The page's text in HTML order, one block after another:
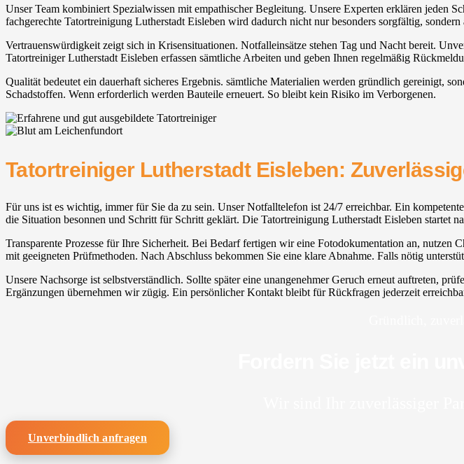
Unser Team kombiniert Spezialwissen mit empathischer Begleitung. Unsere Experten erklären jeden
fachgerechte Tatortreinigung Lutherstadt Eisleben wird dadurch nicht nur besonders sorgfältig,
Vertrauenswürdigkeit zeigt sich in Krisensituationen. Notfalleinsätze stehen Tag und Nacht bereit.
Tatortreiniger Lutherstadt Eisleben erfassen sämtliche Arbeiten und geben Ihnen regelmäßig
Qualität bedeutet ein dauerhaft sicheres Ergebnis. sämtliche Materialien werden gründlich gereinigt,
Schadstoffen. Wenn erforderlich werden Bauteile erneuert. So bleibt kein Risiko im Verborgenen.
Tatortreiniger Lutherstadt Eisleben:
Für uns ist es wichtig, immer für Sie da zu sein. Unser Notfalltelefon ist 24/7 erreichbar. Ein
die Situation besonnen und Schritt für Schritt geklärt. Die Tatortreinigung Lutherstadt Eisleben startet
Transparente Prozesse für Ihre Sicherheit. Bei Bedarf fertigen wir eine Fotodokumentation an,
mit geeigneten Prüfmethoden. Nach Abschluss bekommen Sie eine klare Abnahme. Falls nötig
Unsere Nachsorge ist selbstverständlich. Sollte später eine unangenehmer Geruch erneut auftreten,
Ergänzungen übernehmen wir zügig. Ein persönlicher Kontakt bleibt für Rückfragen jederzeit
Unverbindlich anfragen